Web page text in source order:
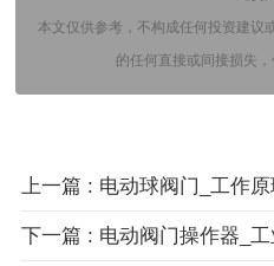
本文仅供参考，不构成任何投资建议
的任何直接或间接损失，